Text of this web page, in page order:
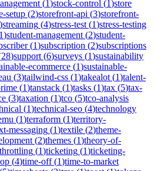
(1)stock-control (1)store
setup (2)storefront-api (3)storefront-
)streaming (4)stress-test (1)stress-testing
1)student-management (2)student-
(1)subscription (2)subscriptions
28)support (6)surveys (1)sustainability
ecommerce (1)sustainable-
(3)tailwind-css (1)takealot (1)talent-
(1)tanstack (1)tasks (1)tax (5)tax-
(3)taxation (1)tco (5)tco-analysis
(1)technical-seo (4)technology
(1)terraform (1)territory-
messaging (1)textile (2)theme-
(2)themes (1)theory-of-
throttling (1)ticketing (1)ticketing-
(4)time-off(1)time-to-market